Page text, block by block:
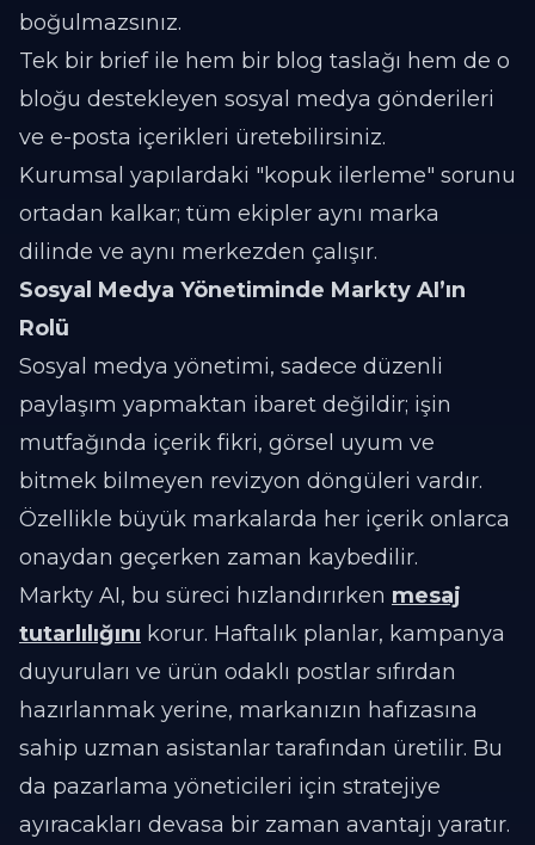
boğulmazsınız.
Tek bir brief ile hem bir blog taslağı hem de o
bloğu destekleyen sosyal medya gönderileri
ve e-posta içerikleri üretebilirsiniz.
Kurumsal yapılardaki "kopuk ilerleme" sorunu
ortadan kalkar; tüm ekipler aynı marka
dilinde ve aynı merkezden çalışır.
Sosyal Medya Yönetiminde Markty AI’ın
Rolü
Sosyal medya yönetimi, sadece düzenli
paylaşım yapmaktan ibaret değildir; işin
mutfağında içerik fikri, görsel uyum ve
bitmek bilmeyen revizyon döngüleri vardır.
Özellikle büyük markalarda her içerik onlarca
onaydan geçerken zaman kaybedilir.
Markty AI, bu süreci hızlandırırken mesaj
tutarlılığını korur. Haftalık planlar, kampanya
duyuruları ve ürün odaklı postlar sıfırdan
hazırlanmak yerine, markanızın hafızasına
sahip uzman asistanlar tarafından üretilir. Bu
da pazarlama yöneticileri için stratejiye
ayıracakları devasa bir zaman avantajı yaratır.